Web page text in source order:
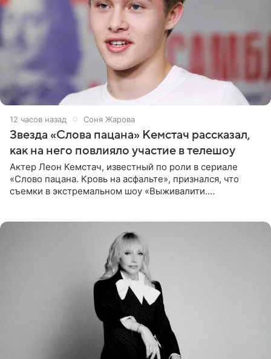
12 часов назад Соня Жарова
Звезда «Слова пацана» Кемстач рассказал,
как на него повлияло участие в телешоу
Актер Леон Кемстач, известный по роли в сериале
«Слово пацана. Кровь на асфальте», признался, что
съемки в экстремальном шоу «Выживалити.